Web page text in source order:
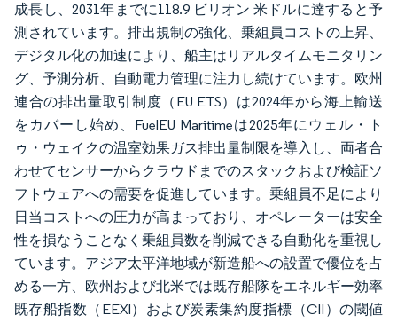
成長し、2031年までに118.9 ビリオン 米ドルに達すると予
測されています。排出規制の強化、乗組員コストの上昇、
デジタル化の加速により、船主はリアルタイムモニタリン
グ、予測分析、自動電力管理に注力し続けています。欧州
連合の排出量取引制度（EU ETS）は2024年から海上輸送
をカバーし始め、FuelEU Maritimeは2025年にウェル・ト
ゥ・ウェイクの温室効果ガス排出量制限を導入し、両者合
わせてセンサーからクラウドまでのスタックおよび検証ソ
フトウェアへの需要を促進しています。乗組員不足により
日当コストへの圧力が高まっており、オペレーターは安全
性を損なうことなく乗組員数を削減できる自動化を重視し
ています。アジア太平洋地域が新造船への設置で優位を占
める一方、欧州および北米では既存船隊をエネルギー効率
既存船指数（EEXI）および炭素集約度指標（CII）の閾値